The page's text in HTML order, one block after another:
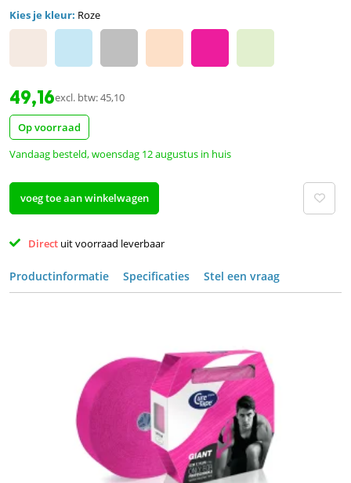
Kies je kleur: Roze
49,16excl. btw: 45,10
Op voorraad
Vandaag besteld, woensdag 12 augustus in huis
voeg toe aan winkelwagen
Direct uit voorraad leverbaar
Productinformatie Specificaties Stel een vraag